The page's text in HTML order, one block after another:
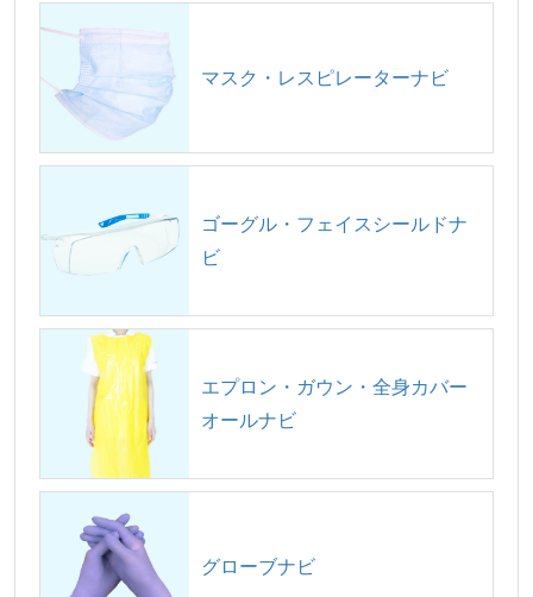
マスク・レスピレーターナビ
ゴーグル・フェイスシールドナ
ビ
エプロン・ガウン・全身カバー
オールナビ
グローブナビ